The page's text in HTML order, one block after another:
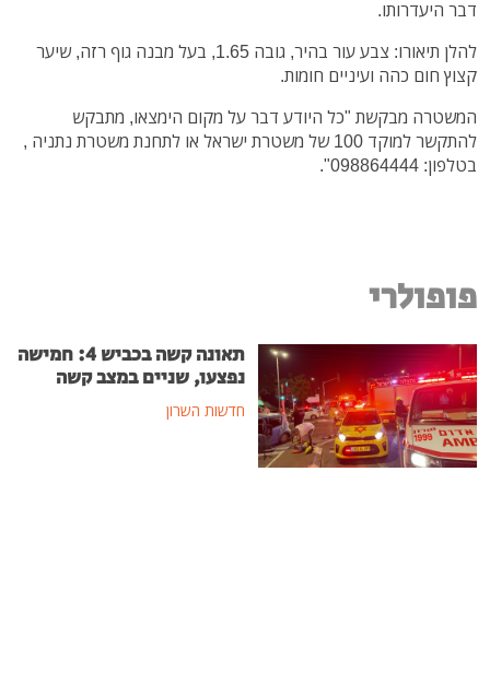
דבר היעדרותו.
להלן תיאורו: צבע עור בהיר, גובה 1.65, בעל מבנה גוף רזה, שיער
קצוץ חום כהה ועיניים חומות.
המשטרה מבקשת "כל היודע דבר על מקום הימצאו, מתבקש
להתקשר למוקד 100 של משטרת ישראל או לתחנת משטרת נתניה ,
בטלפון: 098864444".
פופולרי
תאונה קשה בכביש 4: חמישה
נפצעו, שניים במצב קשה
חדשות השרון